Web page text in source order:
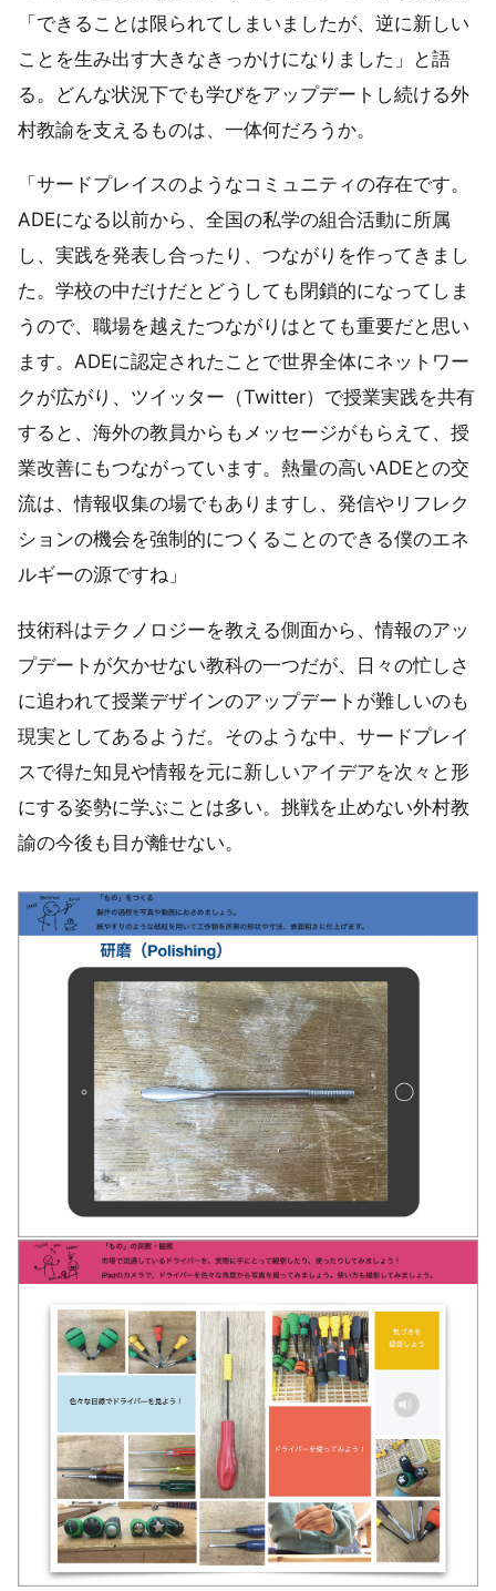
「できることは限られてしまいましたが、逆に新しい
ことを生み出す大きなきっかけになりました」と語
る。どんな状況下でも学びをアップデートし続ける外
村教諭を支えるものは、一体何だろうか。
「サードプレイスのようなコミュニティの存在です。
ADEになる以前から、全国の私学の組合活動に所属
し、実践を発表し合ったり、つながりを作ってきまし
た。学校の中だけだとどうしても閉鎖的になってしま
うので、職場を越えたつながりはとても重要だと思い
ます。ADEに認定されたことで世界全体にネットワー
クが広がり、ツイッター（Twitter）で授業実践を共有
すると、海外の教員からもメッセージがもらえて、授
業改善にもつながっています。熱量の高いADEとの交
流は、情報収集の場でもありますし、発信やリフレク
ションの機会を強制的につくることのできる僕のエネ
ルギーの源ですね」
技術科はテクノロジーを教える側面から、情報のアッ
プデートが欠かせない教科の一つだが、日々の忙しさ
に追われて授業デザインのアップデートが難しいのも
現実としてあるようだ。そのような中、サードプレイ
スで得た知見や情報を元に新しいアイデアを次々と形
にする姿勢に学ぶことは多い。挑戦を止めない外村教
諭の今後も目が離せない。